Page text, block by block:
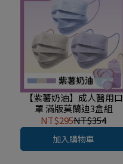
【紫薯奶油】成人醫用口
罩 滿版莫蘭迪3盒組
NT$295NT$354
加入購物車